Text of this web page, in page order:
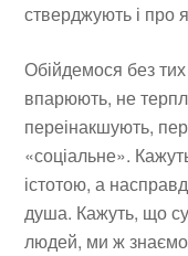
стверджують і про
Обійдемося без
впарюють, не
переінакшують,
«соціальне».
істотою, а
душа. Кажуть, що
людей, ми ж